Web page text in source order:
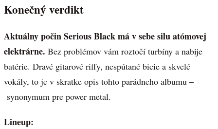
Konečný verdikt
Aktuálny počin Serious Black má v sebe silu atómovej
elektrárne. Bez problémov vám roztočí turbíny a nabije
batérie. Dravé gitarové riffy, nespútané bicie a skvelé
vokály, to je v skratke opis tohto parádneho albumu –
synonymum pre power metal.
Lineup: